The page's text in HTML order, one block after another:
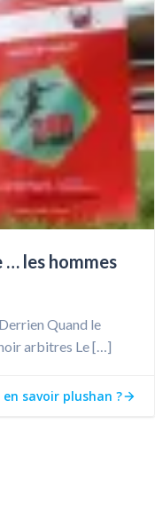
les hommes
Quand le
arbitres Le […]
en savoir plushan ?